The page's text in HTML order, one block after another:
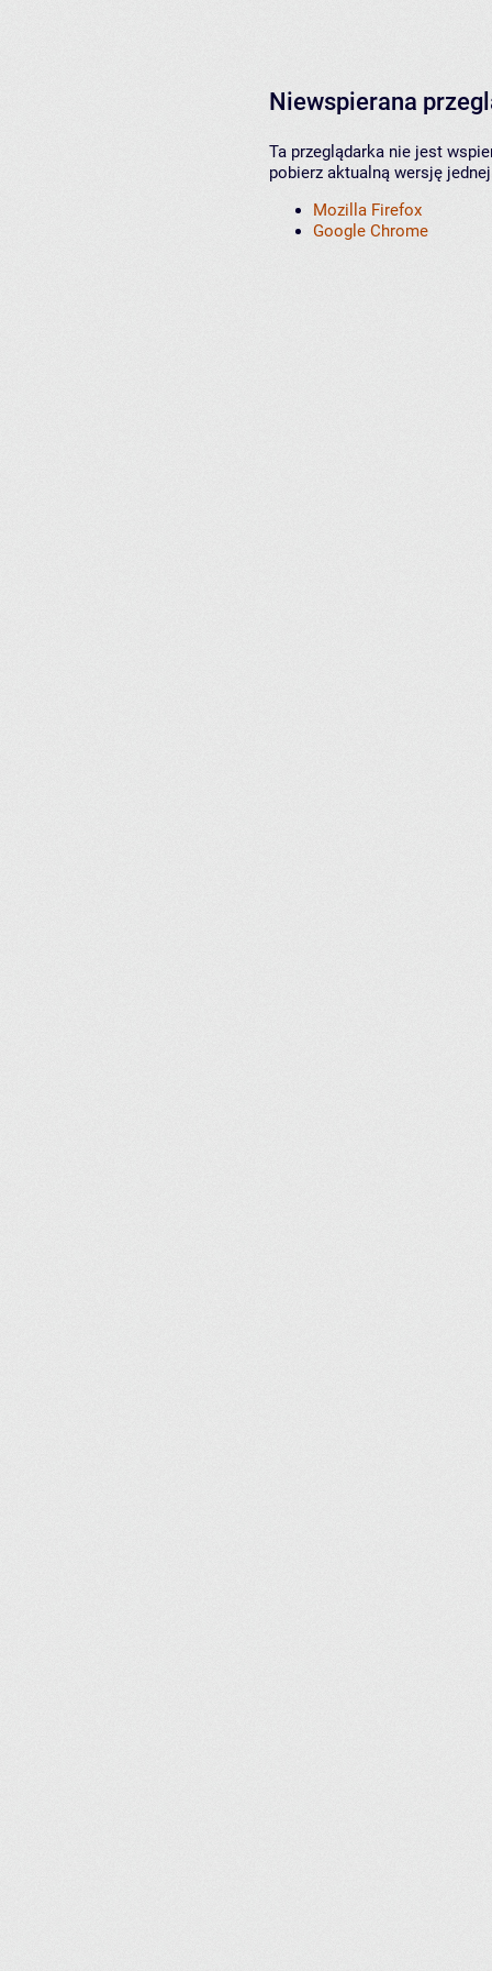
Niewspierana
Ta przeglądarka nie jest
pobierz aktualną wersję
Mozilla Firefox
Google Chrome